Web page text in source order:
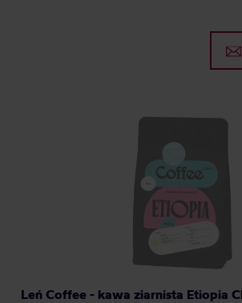
Leń Coffee - kawa ziarnista Etiopia